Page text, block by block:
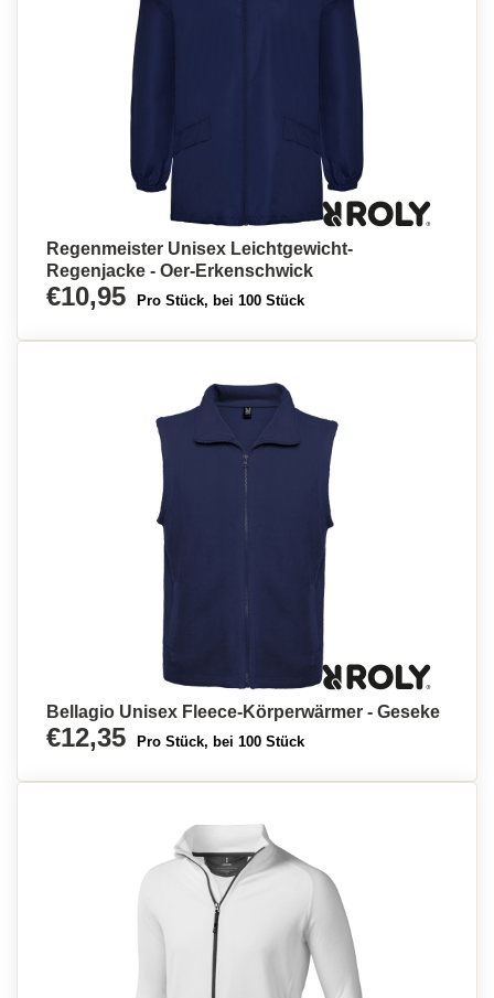
Regenmeister Unisex Leichtgewicht-
Regenjacke - Oer-Erkenschwick
€10,95 Pro Stück, bei 100 Stück
Bellagio Unisex Fleece-Körperwärmer - Geseke
€12,35 Pro Stück, bei 100 Stück